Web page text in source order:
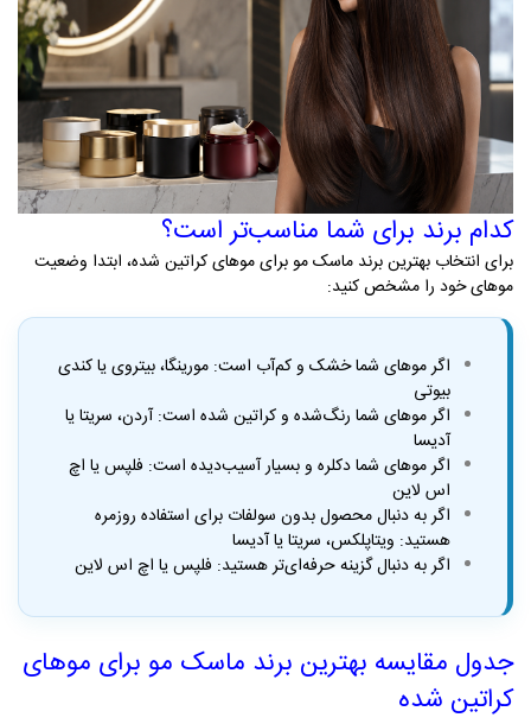
کدام برند برای شما مناسب‌تر است؟
برای انتخاب بهترین برند ماسک مو برای موهای کراتین شده، ابتدا وضعیت
موهای خود را مشخص کنید:
اگر موهای شما خشک و کم‌آب است: مورینگا، بیتروی یا کندی
بیوتی
اگر موهای شما رنگ‌شده و کراتین شده است: آردن، سریتا یا
آدیسا
اگر موهای شما دکلره و بسیار آسیب‌دیده است: فلپس یا اچ
اس لاین
اگر به دنبال محصول بدون سولفات برای استفاده روزمره
هستید: ویتاپلکس، سریتا یا آدیسا
اگر به دنبال گزینه حرفه‌ای‌تر هستید: فلپس یا اچ اس لاین
جدول مقایسه بهترین برند ماسک مو برای موهای
کراتین شده